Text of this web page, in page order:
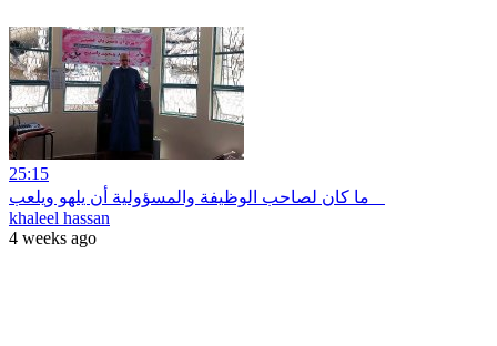
25:15
khaleel hassan
4 weeks ago